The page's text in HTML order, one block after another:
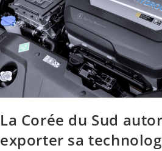
La Corée du Sud
exporter sa